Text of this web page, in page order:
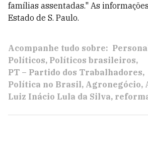
famílias assentadas." As
Estado de S. Paulo.
Acompanhe tudo sobre:
Políticos Políticos brasileiros
PT – Partido dos Trabalhadores
Política no Brasil Agronegócio
Luiz Inácio Lula da Silva